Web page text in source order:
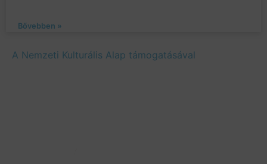
Bővebben »
A Nemzeti Kulturális Alap támogatásával